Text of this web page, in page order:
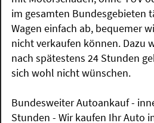
im gesamten Bundesgebieten
Wagen einfach ab, bequemer
nicht verkaufen können. Dazu
nach spätestens 24 Stunden
sich wohl nicht wünschen.
Bundesweiter Autoankauf -
Stunden - Wir kaufen Ihr Auto